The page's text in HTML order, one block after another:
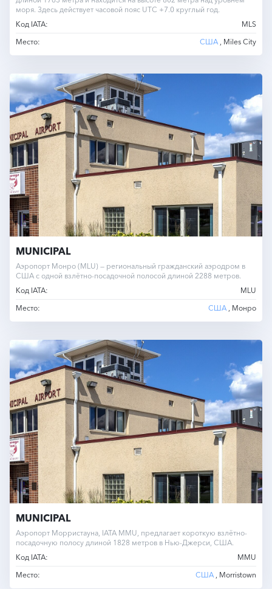
моря. Здесь действует часовой пояс UTC +7.0 круглый год.
Код IATA:
MLS
Место:
США , Miles City
MUNICIPAL
Аэропорт Монро (MLU) — региональный гражданский аэродром в
США с одной взлётно-посадочной полосой длиной 2288 метров.
Код IATA:
MLU
Место:
США , Монро
MUNICIPAL
Аэропорт Морристауна, IATA MMU, предлагает короткую взлётно-
посадочную полосу длиной 1828 метров в Нью-Джерси, США.
Код IATA:
MMU
Место:
США , Morristown